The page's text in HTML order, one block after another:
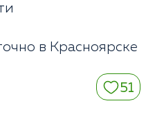
в Красноярске
51